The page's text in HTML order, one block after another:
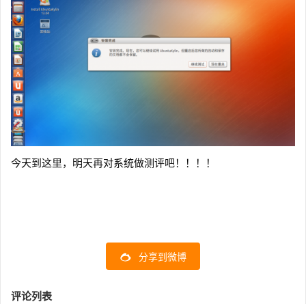
今天到这里，明天再对系统做测评吧！！！！
分享到微博
评论列表